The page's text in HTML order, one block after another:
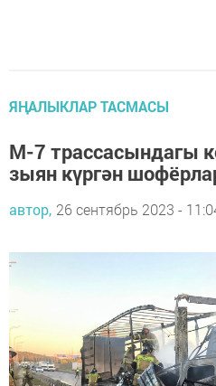
ЯҢАЛЫКЛАР ТАСМАСЫ
М-7 трассасындагы
зыян күргән
автор, 26 сентябрь 2023 -